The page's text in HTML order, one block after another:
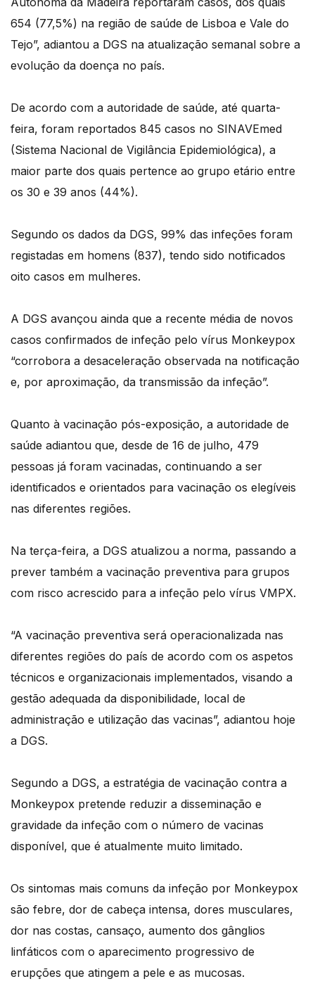
654 (77,5%) na região de saúde de Lisboa e Vale do
Tejo”, adiantou a DGS na atualização semanal sobre a
evolução da doença no país.
De acordo com a autoridade de saúde, até quarta-
feira, foram reportados 845 casos no SINAVEmed
(Sistema Nacional de Vigilância Epidemiológica), a
maior parte dos quais pertence ao grupo etário entre
os 30 e 39 anos (44%).
Segundo os dados da DGS, 99% das infeções foram
registadas em homens (837), tendo sido notificados
oito casos em mulheres.
A DGS avançou ainda que a recente média de novos
casos confirmados de infeção pelo vírus Monkeypox
“corrobora a desaceleração observada na notificação
e, por aproximação, da transmissão da infeção”.
Quanto à vacinação pós-exposição, a autoridade de
saúde adiantou que, desde de 16 de julho, 479
pessoas já foram vacinadas, continuando a ser
identificados e orientados para vacinação os elegíveis
nas diferentes regiões.
Na terça-feira, a DGS atualizou a norma, passando a
prever também a vacinação preventiva para grupos
com risco acrescido para a infeção pelo vírus VMPX.
“A vacinação preventiva será operacionalizada nas
diferentes regiões do país de acordo com os aspetos
técnicos e organizacionais implementados, visando a
gestão adequada da disponibilidade, local de
administração e utilização das vacinas”, adiantou hoje
a DGS.
Segundo a DGS, a estratégia de vacinação contra a
Monkeypox pretende reduzir a disseminação e
gravidade da infeção com o número de vacinas
disponível, que é atualmente muito limitado.
Os sintomas mais comuns da infeção por Monkeypox
são febre, dor de cabeça intensa, dores musculares,
dor nas costas, cansaço, aumento dos gânglios
linfáticos com o aparecimento progressivo de
erupções que atingem a pele e as mucosas.